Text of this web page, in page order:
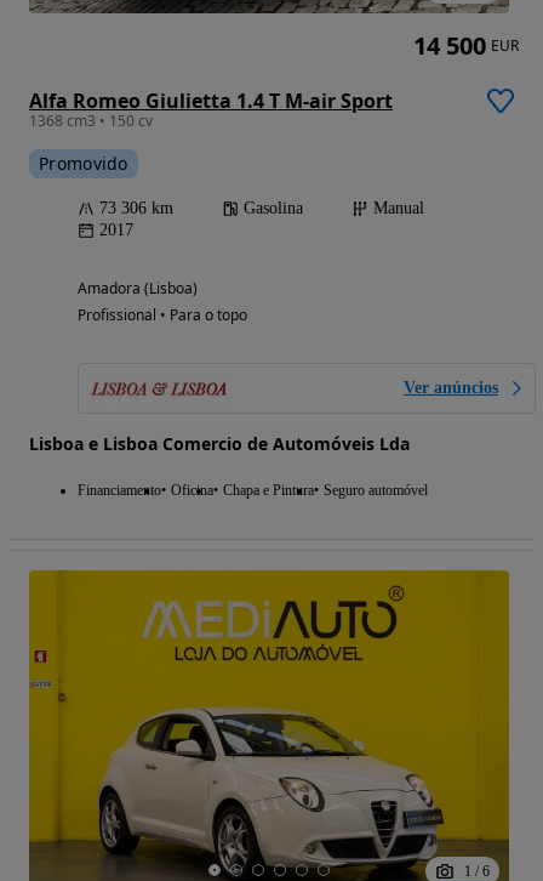
Alfa Romeo Giulietta 1.4 T M-air Sport
1368 cm3 • 150 cv
Promovido
73 306 km Gasolina
Manual
2017
Amadora (Lisboa)
Profissional • Para o topo
Ver anúncios
Lisboa e Lisboa Comercio de Automóveis Lda
Financiamento Oficina Chapa e Pintura Seguro automóvel
14 500 EUR
1 / 6